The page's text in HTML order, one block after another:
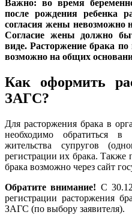
Важно: во время
после рождения ребенка
согласия жены невозможно
Согласие жены должно
виде. Расторжение брака
возможно на общих
Как оформить
ЗАГС?
Для расторжения брака в
необходимо обратиться
жительства супругов
регистрации их брака. Также
брака возможно через сайт
Обратите внимание! С
регистрации расторжения
ЗАГС (по выбору заявителя).